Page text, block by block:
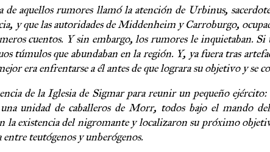
aquellos rumores llamó la atención de Urbinus,
y que las autoridades de Middenheim y Carroburgo,
cuentos. Y sin embargo, los rumores le inquietaban.
túmulos que abundaban en la región. Y, ya fuera tras
era enfrentarse a él antes de que lograra su objetivo y se
de la Iglesia de Sigmar para reunir un pequeño ejército:
una unidad de caballeros de Morr, todos bajo el mando
existencia del nigromante y localizaron su próximo
teutógenos y unberógenos.